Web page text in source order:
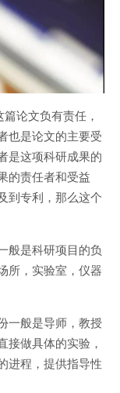
论文负有责任，
也是论文的主要受
是这项科研成果的
的责任者和受益
到专利，那么这个
般是科研项目的负
所，实验室，仪器
一般是导师，教授
接做具体的实验，
进程，提供指导性